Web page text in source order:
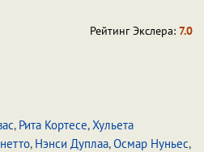
Рейтинг Экслера: 7.0
, Рита Кортесе,Хульета
, Нэнси Дуплаа,Осмар Нуньес,